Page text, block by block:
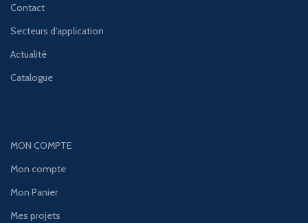
Contact
Secteurs d'application
Actualité
Catalogue
MON COMPTE
Mon compte
Mon Panier
Mes projets